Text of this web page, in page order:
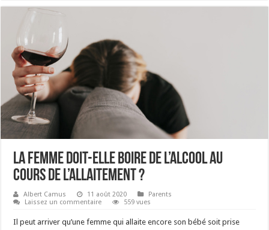
La femme doit-elle boire de l’alcool au
cours de l’allaitement ?
Albert Camus 11 août 2020
Parents
Laissez un commentaire
559 vues
Il peut arriver qu’une femme qui allaite encore son bébé soit prise